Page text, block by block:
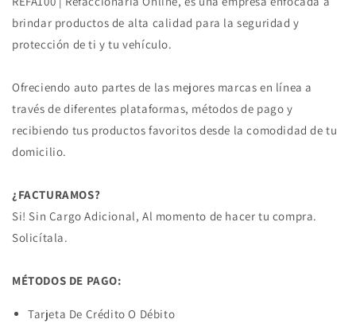
brindar productos de alta calidad para la seguridad y
protección de ti y tu vehículo.
Ofreciendo auto partes de las mejores marcas en línea a
través de diferentes plataformas, métodos de pago y
recibiendo tus productos favoritos desde la comodidad de tu
domicilio.
¿FACTURAMOS?
Si! Sin Cargo Adicional, Al momento de hacer tu compra.
Solicítala.
MÉTODOS DE PAGO:
Tarjeta De Crédito O Débito